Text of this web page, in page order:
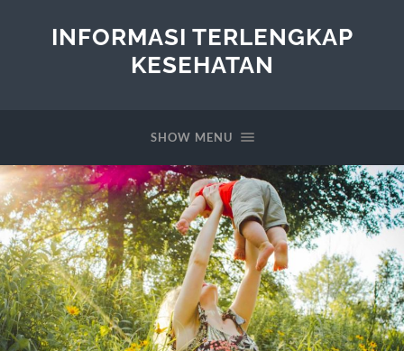
INFORMASI TERLENGKAP
KESEHATAN
SHOW MENU